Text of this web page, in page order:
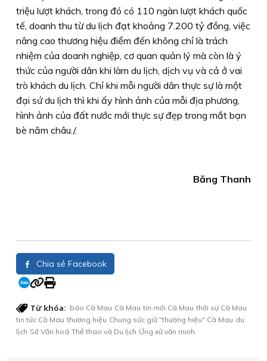
triệu lượt khách, trong đó có 110 ngàn lượt khách quốc
tế, doanh thu từ du lịch đạt khoảng 7.200 tỷ đồng, việc
nâng cao thương hiệu điểm đến không chỉ là trách
nhiệm của doanh nghiệp, cơ quan quản lý mà còn là ý
thức của người dân khi làm du lịch, dịch vụ và cả ở vai
trò khách du lịch. Chỉ khi mỗi người dân thực sự là một
đại sứ du lịch thì khi ấy hình ảnh của mỗi địa phương,
hình ảnh của đất nước mới thực sự đẹp trong mắt bạn
bè năm châu./.
Băng Thanh
Chia sẻ Facebook
Từ khóa: báo Cà Mau Cà Mau tin mới Cà Mau thời sự Cà Mau
tin tức Cà Mau thương hiệu Chung sức giữ "thương hiệu" Cà Mau du
lịch Sở Văn hoá Thể thao và Du lịch Ứng xử văn minh